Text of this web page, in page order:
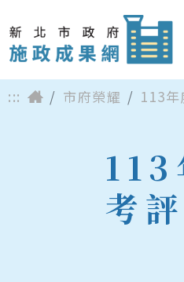
::: 市府榮耀 113
考